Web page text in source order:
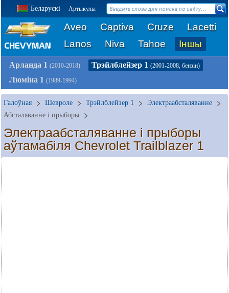
Беларускі Артыкулы
Aveo Captiva Cruze
Lacetti
Lanos
Niva Tahoe Іншы
Арланда 1 (2010-2018) Трэйлблейзер 1 (2001-2008, бензін)
Люміна 1 (1989-1994)
Галоўная Шевроле Трэйлблейзер 1
Электраабсталяванне
Абсталяванне і прыборы
Электраабсталяванне і прыборы
аўтамабіля Chevrolet Trailblazer 1